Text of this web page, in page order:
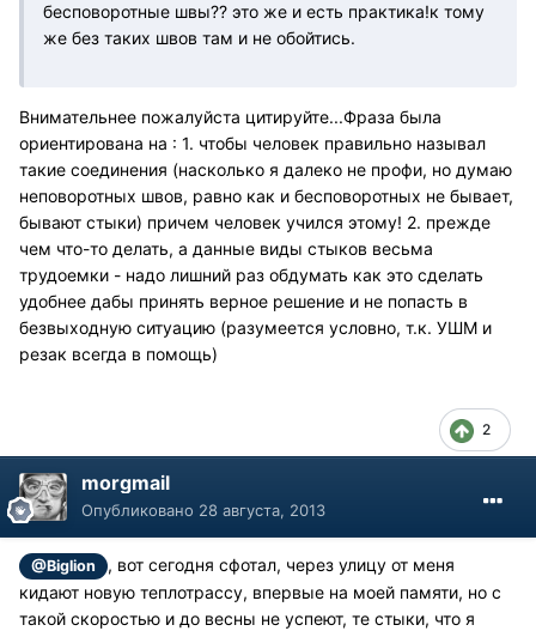
бесповоротные швы?? это же и есть практика!к тому
же без таких швов там и не обойтись.
Внимательнее пожалуйста цитируйте...Фраза была
ориентирована на : 1. чтобы человек правильно называл
такие соединения (насколько я далеко не профи, но думаю
неповоротных швов, равно как и бесповоротных не бывает,
бывают стыки) причем человек учился этому! 2. прежде
чем что-то делать, а данные виды стыков весьма
трудоемки - надо лишний раз обдумать как это сделать
удобнее дабы принять верное решение и не попасть в
безвыходную ситуацию (разумеется условно, т.к. УШМ и
резак всегда в помощь)
2
morgmail
Опубликовано 28 августа, 2013
@Biglion
, вот сегодня сфотал, через улицу от меня
кидают новую теплотрассу, впервые на моей памяти, но с
такой скоростью и до весны не успеют, те стыки, что я